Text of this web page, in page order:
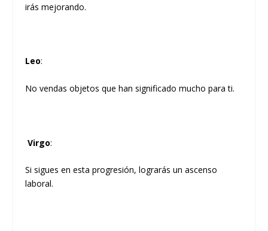
irás mejorando.
Leo:
No vendas objetos que han significado mucho para ti.
Virgo:
Si sigues en esta progresión, lograrás un ascenso
laboral.